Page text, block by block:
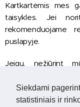
Siekdami
statistiniais ir
Kartkartėmis mes
taisykles. Jei
rekomenduojame
puslapyje.
Jeigu, nežiūrint
savalaikiškumą,
duomenų yra
nurodymu.